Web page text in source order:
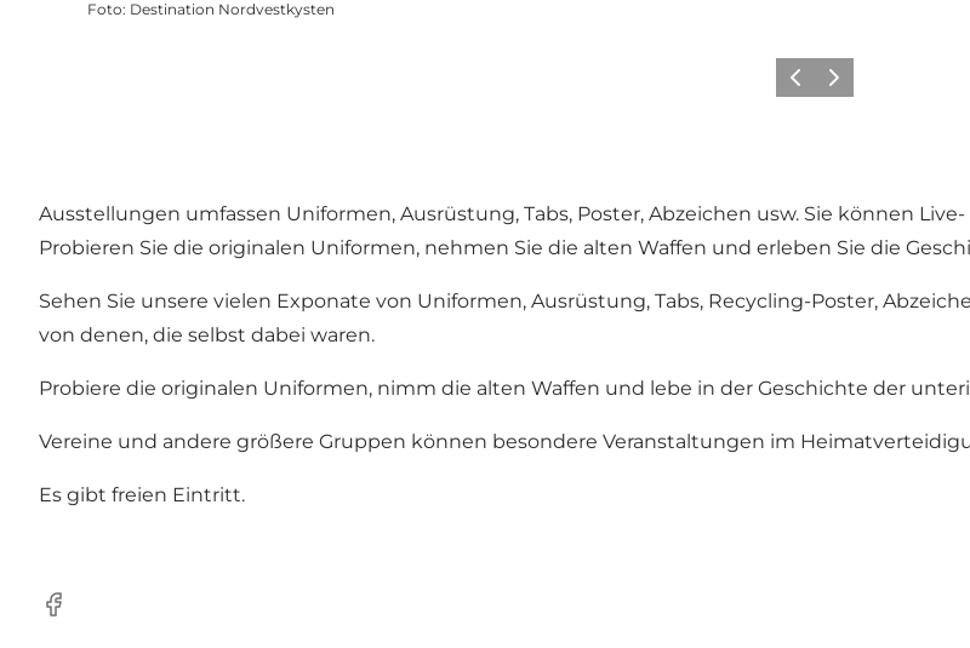
Foto: Destination Nordvestkysten
ZurückWeiter
Ausstellungen umfassen Uniformen, Ausrüstung, Tabs, Poster, Abzeichen usw. Sie können
Probieren Sie die originalen Uniformen, nehmen Sie die alten Waffen und erleben Sie die
Sehen Sie unsere vielen Exponate von Uniformen, Ausrüstung, Tabs, Recycling-Poster,
von denen, die selbst dabei waren.
Probiere die originalen Uniformen, nimm die alten Waffen und lebe in der Geschichte der
Vereine und andere größere Gruppen können besondere Veranstaltungen im
Es gibt freien Eintritt.
Facebook